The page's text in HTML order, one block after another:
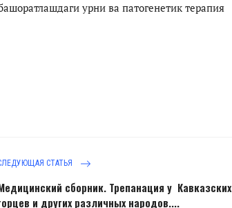
урни ва патогенетик терапия
СТАТЬЯ
сборник. Трепанация у Кавказских
и других различных народов....